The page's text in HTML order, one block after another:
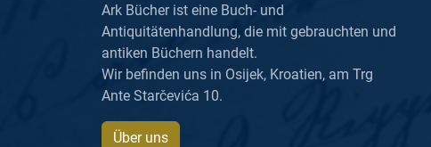
Ark Bücher ist eine Buch- und
Antiquitätenhandlung, die mit gebrauchten und
antiken Büchern handelt.
Wir befinden uns in Osijek, Kroatien, am Trg
Ante Starčevića 10.
Über uns